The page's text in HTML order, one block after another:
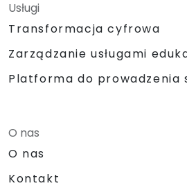
Usługi
Transformacja cyfrowa
Zarządzanie usługami
Platforma do prowadzenia
O nas
O nas
Kontakt